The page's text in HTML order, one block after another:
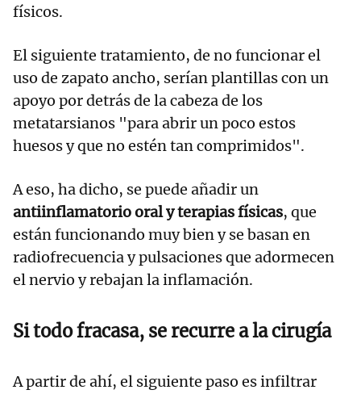
físicos.
El siguiente tratamiento, de no funcionar el
uso de zapato ancho, serían plantillas con un
apoyo por detrás de la cabeza de los
metatarsianos "para abrir un poco estos
huesos y que no estén tan comprimidos".
A eso, ha dicho, se puede añadir un
antiinflamatorio oral y terapias físicas, que
están funcionando muy bien y se basan en
radiofrecuencia y pulsaciones que adormecen
el nervio y rebajan la inflamación.
Si todo fracasa, se recurre a la cirugía
A partir de ahí, el siguiente paso es infiltrar